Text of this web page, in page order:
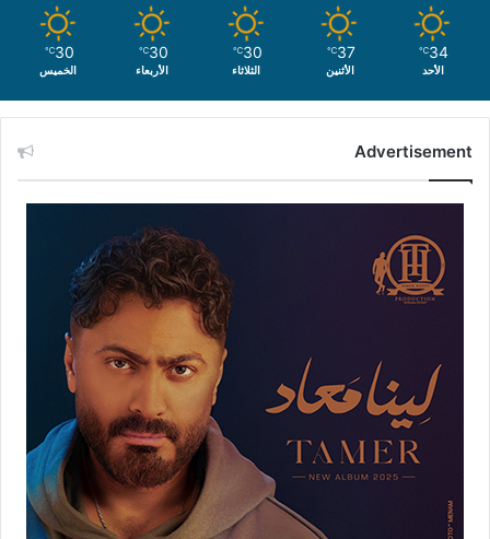
34
℃
الأحد
37
℃
الأثنين
30
℃
الثلاثاء
30
℃
الأربعاء
30
℃
الخميس
Advertisement